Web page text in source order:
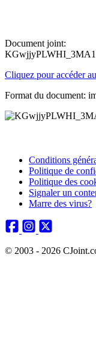
Document joint:
Cliquez pour accéder
Format du document:
Conditions
Politique de
Politique des
Signaler un
Marre des virus?
© 2003 - 2026